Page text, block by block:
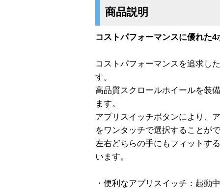
商品説明
コストパフォーマンスに優れた
コストパフォーマンスを追求し
す。
高品質スクロールホイールを装
ます。
アプリスイッチボタンにより、
をワンタッチで選択することが
左右どちらの手にもフィットす
います。
・便利なアプリスイッチ：起動